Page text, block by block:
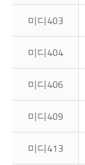
미디403
미디404
미디406
미디409
미디413